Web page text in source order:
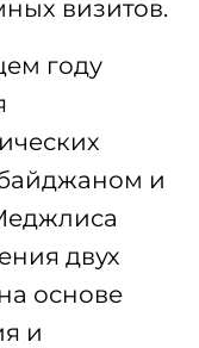
визитов.
году
и
двух
основе
и